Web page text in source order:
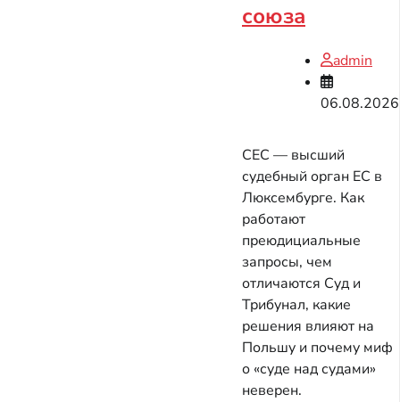
союза
admin
06.08.2026
СЕС — высший
судебный орган ЕС в
Люксембурге. Как
работают
преюдициальные
запросы, чем
отличаются Суд и
Трибунал, какие
решения влияют на
Польшу и почему миф
о «суде над судами»
неверен.